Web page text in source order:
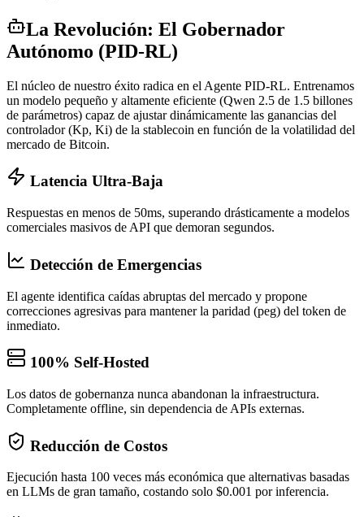
La Revolución: El Gobernador
Autónomo (PID-RL)
El núcleo de nuestro éxito radica en el Agente PID-RL. Entrenamos
un modelo pequeño y altamente eficiente (Qwen 2.5 de 1.5 billones
de parámetros) capaz de ajustar dinámicamente las ganancias del
controlador (Kp, Ki) de la stablecoin en función de la volatilidad del
mercado de Bitcoin.
Latencia Ultra-Baja
Respuestas en menos de 50ms, superando drásticamente a modelos
comerciales masivos de API que demoran segundos.
Detección de Emergencias
El agente identifica caídas abruptas del mercado y propone
correcciones agresivas para mantener la paridad (peg) del token de
inmediato.
100% Self-Hosted
Los datos de gobernanza nunca abandonan la infraestructura.
Completamente offline, sin dependencia de APIs externas.
Reducción de Costos
Ejecución hasta 100 veces más económica que alternativas basadas
en LLMs de gran tamaño, costando solo $0.001 por inferencia.